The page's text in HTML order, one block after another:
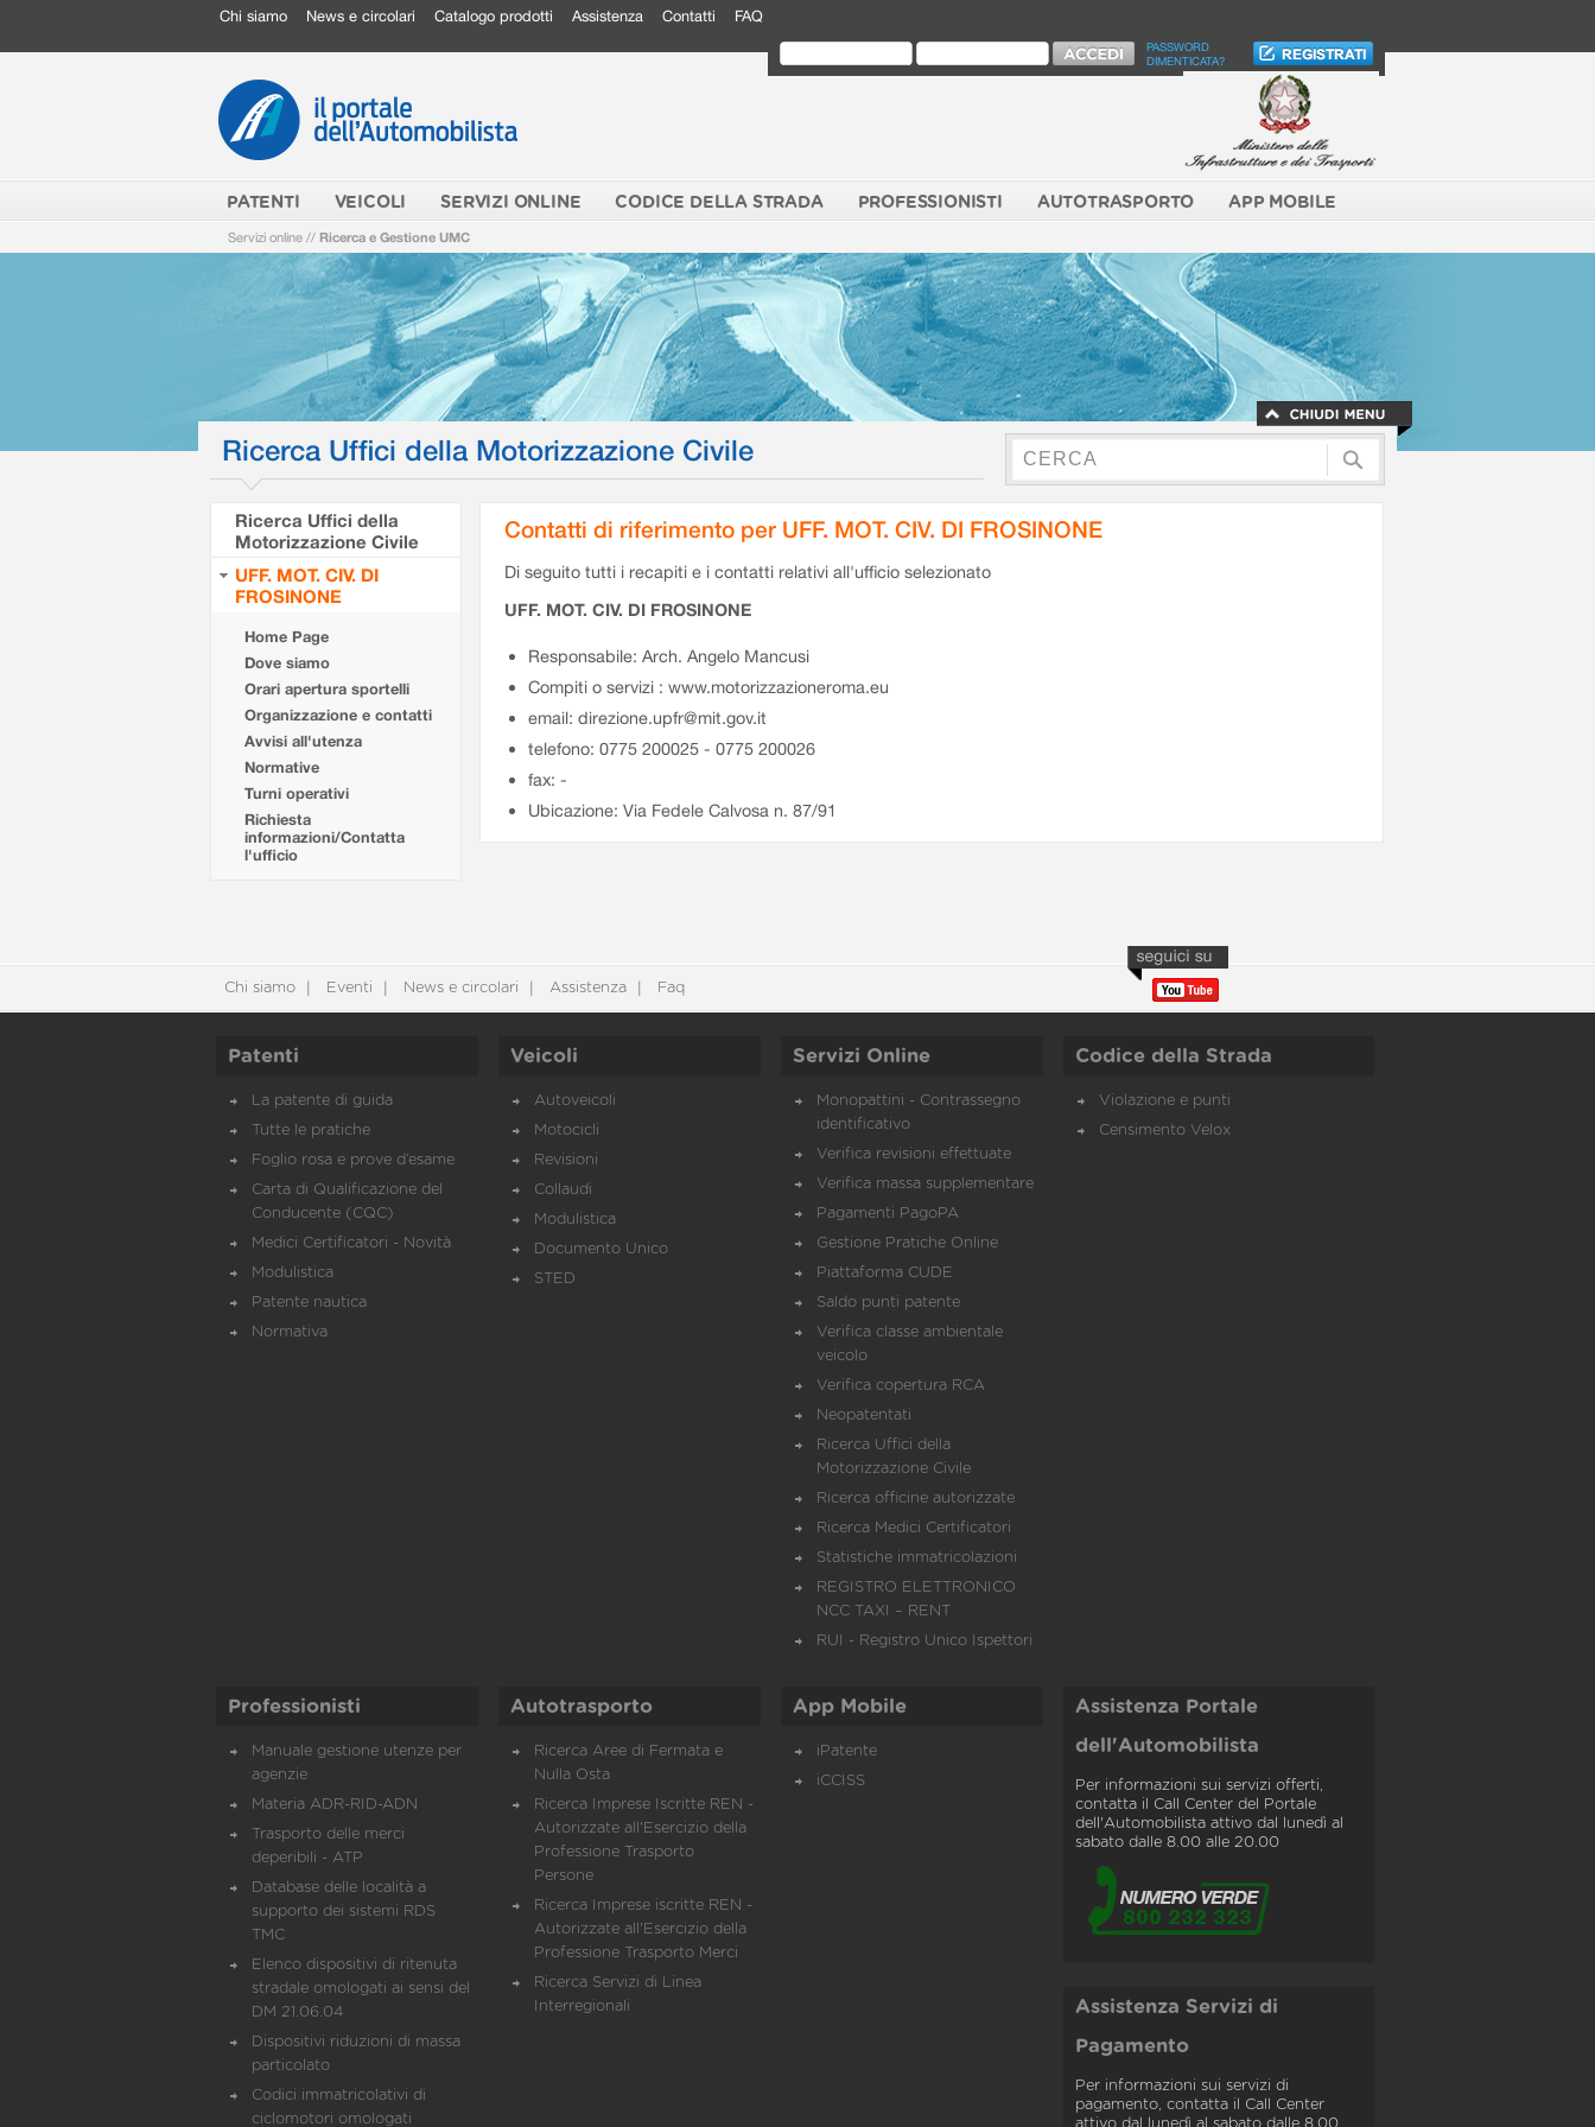
Chi siamo News e circolari Catalogo prodotti Assistenza Contatti FAQ
PASSWORD
DIMENTICATA?
PATENTI VEICOLI SERVIZI ONLINE CODICE DELLA STRADA PROFESSIONISTI AUTOTRASPORTO APP MOBILE
Servizi online // Ricerca e Gestione UMC
Ricerca Uffici della Motorizzazione Civile
Ricerca Uffici della
Motorizzazione Civile
UFF. MOT. CIV. DI
FROSINONE
Home Page
Dove siamo
Orari apertura sportelli
Organizzazione e contatti
Avvisi all'utenza
Normative
Turni operativi
Richiesta
informazioni/Contatta
l'ufficio
Contatti di riferimento per UFF. MOT. CIV. DI FROSINONE
Di seguito tutti i recapiti e i contatti relativi all'ufficio selezionato
UFF. MOT. CIV. DI FROSINONE
Responsabile: Arch. Angelo Mancusi
Compiti o servizi : www.motorizzazioneroma.eu
email: direzione.upfr@mit.gov.it
telefono: 0775 200025 - 0775 200026
fax: -
Ubicazione: Via Fedele Calvosa n. 87/91
Chi siamo Eventi News e circolari Assistenza Faq
Patenti
La patente di guida
Tutte le pratiche
Foglio rosa e prove d’esame
Carta di Qualificazione del
Conducente (CQC)
Medici Certificatori - Novità
Modulistica
Patente nautica
Normativa
Veicoli
Autoveicoli
Motocicli
Revisioni
Collaudi
Modulistica
Documento Unico
STED
Servizi Online
Monopattini - Contrassegno
identificativo
Verifica revisioni effettuate
Verifica massa supplementare
Pagamenti PagoPA
Gestione Pratiche Online
Piattaforma CUDE
Saldo punti patente
Verifica classe ambientale
veicolo
Verifica copertura RCA
Neopatentati
Ricerca Uffici della
Motorizzazione Civile
Ricerca officine autorizzate
Ricerca Medici Certificatori
Statistiche immatricolazioni
REGISTRO ELETTRONICO
NCC TAXI – RENT
RUI - Registro Unico Ispettori
Codice della Strada
Violazione e punti
Censimento Velox
Professionisti
Manuale gestione utenze per
agenzie
Materia ADR-RID-ADN
Trasporto delle merci
deperibili - ATP
Database delle località a
supporto dei sistemi RDS
TMC
Elenco dispositivi di ritenuta
stradale omologati ai sensi del
DM 21.06.04
Dispositivi riduzioni di massa
particolato
Codici immatricolativi di
ciclomotori omologati
Autotrasporto
Ricerca Aree di Fermata e
Nulla Osta
Ricerca Imprese Iscritte REN -
Autorizzate all'Esercizio della
Professione Trasporto
Persone
Ricerca Imprese iscritte REN -
Autorizzate all'Esercizio della
Professione Trasporto Merci
Ricerca Servizi di Linea
Interregionali
App Mobile
iPatente
iCCISS
Assistenza Portale
dell'Automobilista
Per informazioni sui servizi offerti,
contatta il Call Center del Portale
dell'Automobilista attivo dal lunedì al
sabato dalle 8.00 alle 20.00
Assistenza Servizi di
Pagamento
Per informazioni sui servizi di
pagamento, contatta il Call Center